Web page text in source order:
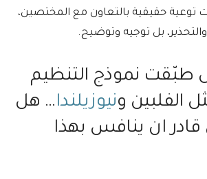
توعية حقيقية بالتعاون مع المختصين،
بل توجيه وتوضيح.
طبّقت نموذج التنظيم
الفلبين ونيوزيلندا… هل
قادر ان ينافس بهذا